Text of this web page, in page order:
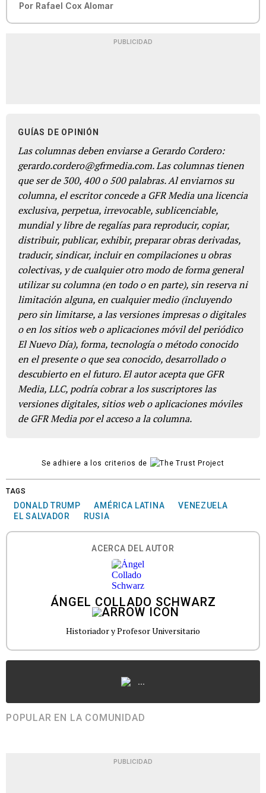
Por Rafael Cox Alomar
PUBLICIDAD
GUÍAS DE OPINIÓN
Las columnas deben enviarse a Gerardo Cordero:
gerardo.cordero@gfrmedia.com. Las columnas tienen
que ser de 300, 400 o 500 palabras. Al enviarnos su
columna, el escritor concede a GFR Media una licencia
exclusiva, perpetua, irrevocable, sublicenciable,
mundial y libre de regalías para reproducir, copiar,
distribuir, publicar, exhibir, preparar obras derivadas,
traducir, sindicar, incluir en compilaciones u obras
colectivas, y de cualquier otro modo de forma general
utilizar su columna (en todo o en parte), sin reserva ni
limitación alguna, en cualquier medio (incluyendo
pero sin limitarse, a las versiones impresas o digitales
o en los sitios web o aplicaciones móvil del periódico
El Nuevo Día), forma, tecnología o método conocido
en el presente o que sea conocido, desarrollado o
descubierto en el futuro. El autor acepta que GFR
Media, LLC, podría cobrar a los suscriptores las
versiones digitales, sitios web o aplicaciones móviles
de GFR Media por el acceso a la columna.
Se adhiere a los criterios de
TAGS
DONALD TRUMP AMÉRICA LATINA
VENEZUELA
EL SALVADOR
RUSIA
ACERCA DEL AUTOR
ÁNGEL COLLADO SCHWARZ
Historiador y Profesor Universitario
...
POPULAR EN LA COMUNIDAD
PUBLICIDAD